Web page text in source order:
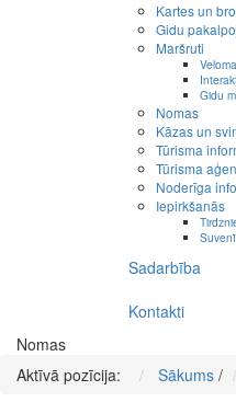
Kartes un
Gidu
Maršruti
Gidu
Nomas
Kāzas un
Tūrisma
Tūrisma
Noderīga
Iepirkšanās
Sadarbība
Kontakti
Nomas
Aktīvā pozīcija:
Sākums /